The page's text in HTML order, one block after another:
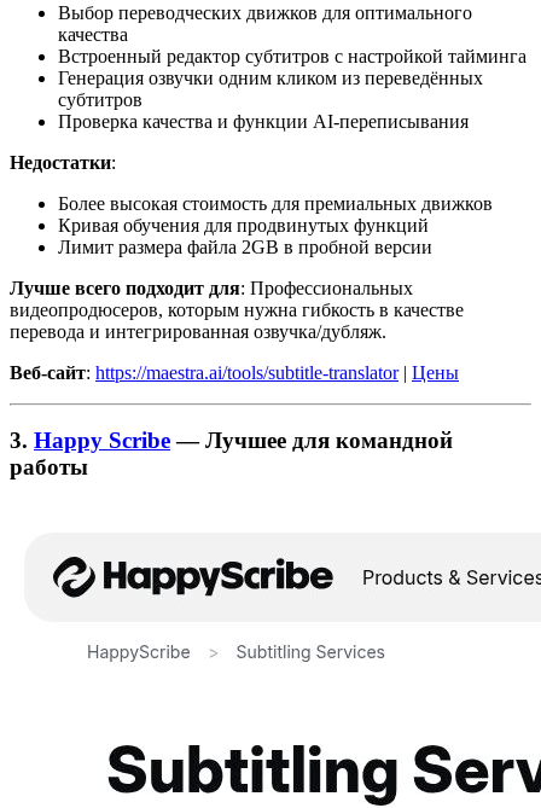
Выбор переводческих движков для оптимального
качества
Встроенный редактор субтитров с настройкой тайминга
Генерация озвучки одним кликом из переведённых
субтитров
Проверка качества и функции AI-переписывания
Недостатки:
Более высокая стоимость для премиальных движков
Кривая обучения для продвинутых функций
Лимит размера файла 2GB в пробной версии
Лучше всего подходит для: Профессиональных
видеопродюсеров, которым нужна гибкость в качестве
перевода и интегрированная озвучка/дубляж.
Веб-сайт: https://maestra.ai/tools/subtitle-translator| Цены
3. Happy Scribe— Лучшее для командной
работы